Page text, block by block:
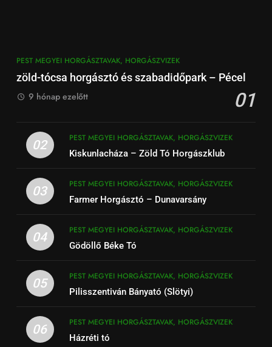
PEST MEGYEI HORGÁSZTAVAK, HORGÁSZVIZEK
zöld-tócsa horgásztó és szabadidőpark – Pécel
01
9 hónap ezelőtt
02
PEST MEGYEI HORGÁSZTAVAK, HORGÁSZVIZEK
Kiskunlacháza – Zöld Tó Horgászklub
03
PEST MEGYEI HORGÁSZTAVAK, HORGÁSZVIZEK
Farmer Horgásztó – Dunavarsány
04
PEST MEGYEI HORGÁSZTAVAK, HORGÁSZVIZEK
Gödöllő Béke Tó
05
PEST MEGYEI HORGÁSZTAVAK, HORGÁSZVIZEK
Pilisszentiván Bányató (Slötyi)
06
PEST MEGYEI HORGÁSZTAVAK, HORGÁSZVIZEK
Házréti tó